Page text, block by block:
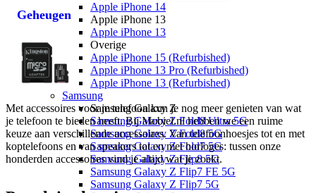
Apple iPhone 14
Apple iPhone 13
Apple iPhone 13
Overige
Apple iPhone 15 (Refurbished)
Apple iPhone 13 Pro (Refurbished)
Apple iPhone 13 (Refurbished)
Samsung
Samsung Galaxy Z
Samsung Galaxy Z Fold8 Ultra 5G
Samsung Galaxy Z Fold8 5G
Samsung Galaxy Z Fold7 5G
Samsung Galaxy Z Flip8 5G
Samsung Galaxy Z Flip7 FE 5G
Samsung Galaxy Z Flip7 5G
Geheugen
Met accessoires voor je telefoon kun je nog meer genieten van wat
je telefoon te bieden heeft. Bij Mobiel.nl hebben we een ruime
keuze aan verschillende accessoires. Van telefoonhoesjes tot en met
koptelefoons en van speakers tot en met horloges: tussen onze
honderden accessoires vind je altijd wat je zoekt.